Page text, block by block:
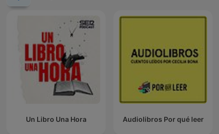
Un Libro Una Hora Audiolibros Por qué leer